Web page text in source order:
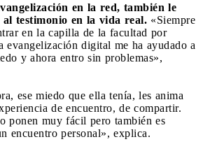
en la red, también le
testimonio en la vida real. «Siempre
en la capilla de la facultad por
evangelización digital me ha ayudado a
y ahora entro sin problemas»,
ese miedo que ella tenía, les anima
de encuentro, de compartir.
ponen muy fácil pero también es
encuentro personal», explica.